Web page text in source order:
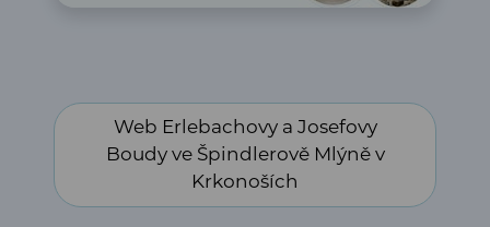
Web Erlebachovy a Josefovy Boudy ve Špindlerově
Mlýně v Krkonoších
Web Erlebachovy a Josefovy
Boudy ve Špindlerově Mlýně v
Krkonoších